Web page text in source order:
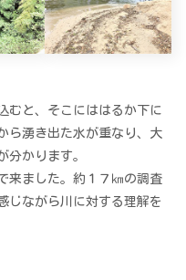
むと、そこにははるか下に
ら湧き出た水が重なり、大
分かります。
来ました。約１７㎞の調査
じながら川に対する理解を